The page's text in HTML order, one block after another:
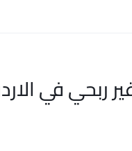
ربحي في